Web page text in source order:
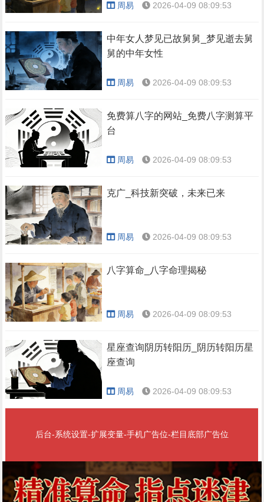
周易 2026-04-09 08:09:53
中年女人梦见已故舅舅_梦见逝去舅
舅的中年女性
周易 2026-04-09 08:09:53
免费算八字的网站_免费八字测算平
台
周易 2026-04-09 08:09:53
克广_科技新突破，未来已来
周易 2026-04-09 08:09:53
八字算命_八字命理揭秘
周易 2026-04-09 08:09:53
星座查询阴历转阳历_阴历转阳历星
座查询
周易 2026-04-09 08:09:53
后台-系统设置-扩展变量-手机广告位-栏目底部广告位